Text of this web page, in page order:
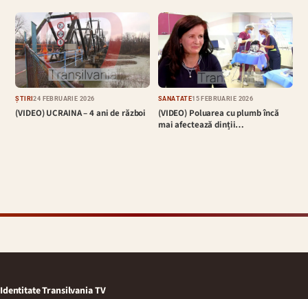
ȘTIRI24 FEBRUARIE 2026
(VIDEO) UCRAINA – 4 ani de război
SĂNĂTATE15 FEBRUARIE 2026
(VIDEO) Poluarea cu plumb încă
mai afectează dinții…
Identitate Transilvania TV